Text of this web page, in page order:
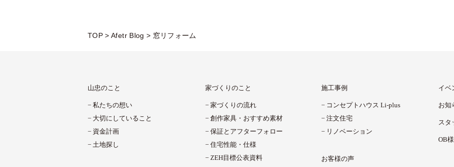
TOP >Afetr Blog > 窓リフォーム
山忠のこと
私たちの想い
大切にしていること
資金計画
土地探し
家づくりのこと
家づくりの流れ
創作家具・ おすすめ素材
保証と アフターフォロー
住宅性能・仕様
ZEH目標公表資料
施工事例
コンセプトハウス Li-plus
注文住宅
リノベーション
お客様の声
イベ
お知
スタ
OB